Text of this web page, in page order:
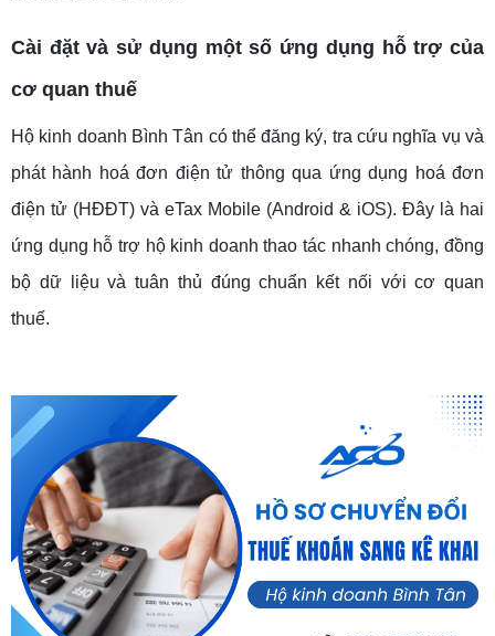
Cài đặt và sử dụng một số ứng dụng hỗ trợ của
cơ quan thuế
Hộ kinh doanh Bình Tân có thể đăng ký, tra cứu nghĩa vụ và
phát hành hoá đơn điện tử thông qua ứng dụng hoá đơn
điện tử (HĐĐT) và eTax Mobile (Android & iOS). Đây là hai
ứng dụng hỗ trợ hộ kinh doanh thao tác nhanh chóng, đồng
bộ dữ liệu và tuân thủ đúng chuẩn kết nối với cơ quan
thuế.